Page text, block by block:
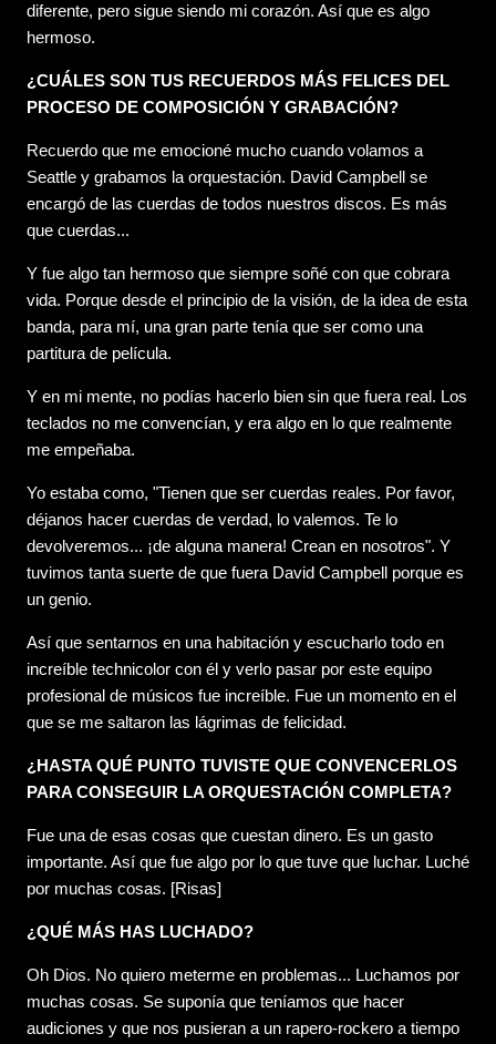
diferente, pero sigue siendo mi corazón. Así que es algo
hermoso.
¿CUÁLES SON TUS RECUERDOS MÁS FELICES DEL
PROCESO DE COMPOSICIÓN Y GRABACIÓN?
Recuerdo que me emocioné mucho cuando volamos a
Seattle y grabamos la orquestación. David Campbell se
encargó de las cuerdas de todos nuestros discos. Es más
que cuerdas...
Y fue algo tan hermoso que siempre soñé con que cobrara
vida. Porque desde el principio de la visión, de la idea de esta
banda, para mí, una gran parte tenía que ser como una
partitura de película.
Y en mi mente, no podías hacerlo bien sin que fuera real. Los
teclados no me convencían, y era algo en lo que realmente
me empeñaba.
Yo estaba como, "Tienen que ser cuerdas reales. Por favor,
déjanos hacer cuerdas de verdad, lo valemos. Te lo
devolveremos... ¡de alguna manera! Crean en nosotros". Y
tuvimos tanta suerte de que fuera David Campbell porque es
un genio.
Así que sentarnos en una habitación y escucharlo todo en
increíble technicolor con él y verlo pasar por este equipo
profesional de músicos fue increíble. Fue un momento en el
que se me saltaron las lágrimas de felicidad.
¿HASTA QUÉ PUNTO TUVISTE QUE CONVENCERLOS
PARA CONSEGUIR LA ORQUESTACIÓN COMPLETA?
Fue una de esas cosas que cuestan dinero. Es un gasto
importante. Así que fue algo por lo que tuve que luchar. Luché
por muchas cosas. [Risas]
¿QUÉ MÁS HAS LUCHADO?
Oh Dios. No quiero meterme en problemas... Luchamos por
muchas cosas. Se suponía que teníamos que hacer
audiciones y que nos pusieran a un rapero-rockero a tiempo